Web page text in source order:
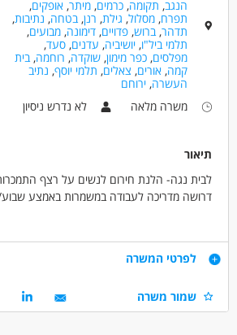
הנגב, תקומה,כרמים,מיתר,אופקים,
תפרח,מסלול, גילת, רנן,בטחה, נתיבות,
תדהר,ברוש,פדויים,דימונה,מבועים,
תלמי ביל"ו,יושיביה, עדנים,סעד,
מפלסים,כפר מימון,שוקדה, רוחמה,בית
קמה,אורים, צאלים, תלמי יוסף, נתיב
העשרה,ירוחם
משרה מלאה
לא נדרש ניסיון
תיאור
לבית נגה- הלנת חירום לנשים על רצף
דרושה מדריכה לעבודה במשמרות באמצע שבוע/
אהבה וקבלה בגישה מוכוונת טראומה.
יינתנו הכשרות בנושא הטראומה וטיפול בנשים.
תנאים:
אפשרויות פיתוח וקידום
דרישות
יכולת לעבוד בשעות גמישות
לפרטי המשרה
שמור משרה